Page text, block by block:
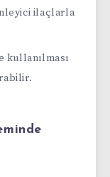
ilaçlarla
kullanılması